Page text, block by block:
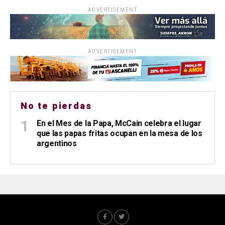
ADVERTISEMENT
ADVERTISEMENT
No te pierdas
En el Mes de la Papa, McCain celebra el lugar
que las papas fritas ocupan en la mesa de los
argentinos